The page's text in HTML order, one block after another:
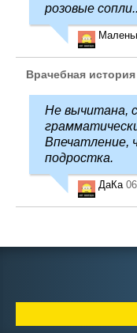
розовые
Врачебная история
Не вычитана,
Впечатление,
подростка.
ДаКа